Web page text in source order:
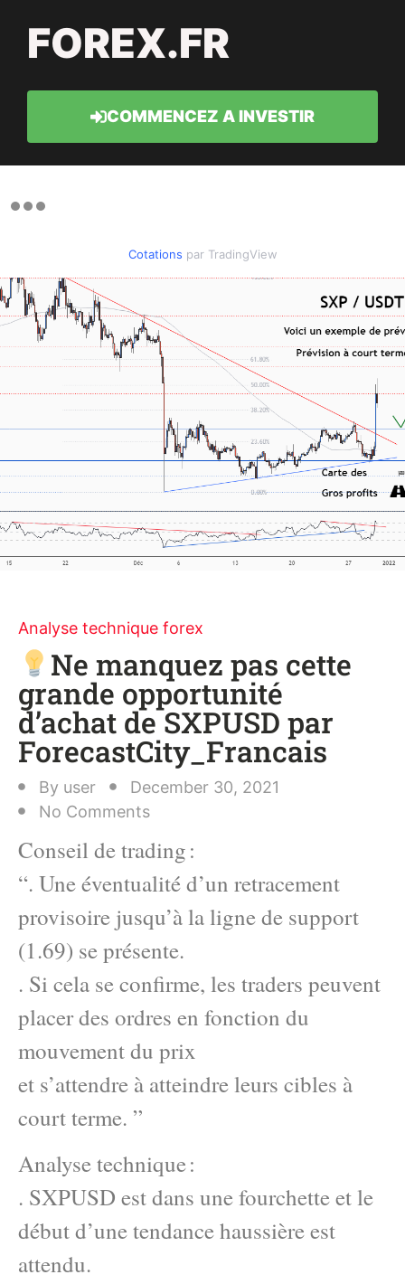
FOREX.FR
COMMENCEZ A INVESTIR
Cotations par TradingView
Analyse technique forex
Ne manquez pas cette
grande opportunité
d’achat de SXPUSD par
ForecastCity_Francais
By user
December 30, 2021
No Comments
Conseil de trading :
“. Une éventualité d’un retracement
provisoire jusqu’à la ligne de support
(1.69) se présente.
. Si cela se confirme, les traders peuvent
placer des ordres en fonction du
mouvement du prix
et s’attendre à atteindre leurs cibles à
court terme. ”
Analyse technique :
. SXPUSD est dans une fourchette et le
début d’une tendance haussière est
attendu.